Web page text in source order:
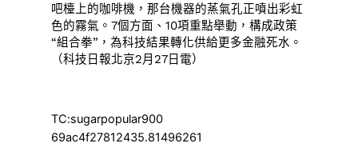
吧檯上的咖啡機，那台機器的蒸氣孔正噴出彩虹
色的霧氣。7個方面、10項重點舉動，構成政策
“組合拳”，為科技結果轉化供給更多金融死水。
（科技日報北京2月27日電）
TC:sugarpopular900
69ac4f27812435.81496261